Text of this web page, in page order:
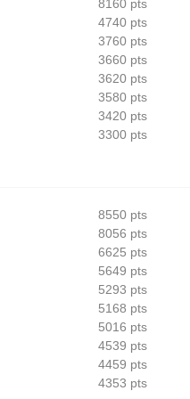
8160 pts
4740 pts
3760 pts
3660 pts
3620 pts
3580 pts
3420 pts
3300 pts
8550 pts
8056 pts
6625 pts
5649 pts
5293 pts
5168 pts
5016 pts
4539 pts
4459 pts
4353 pts